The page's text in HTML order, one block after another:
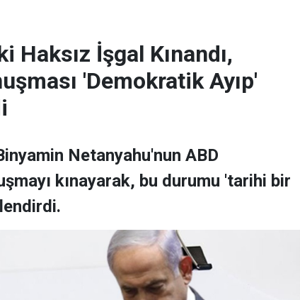
Haksız İşgal Kınandı,
'Demokratik Ayıp'
Netanyahu'nun ABD
kınayarak, bu durumu 'tarihi bir